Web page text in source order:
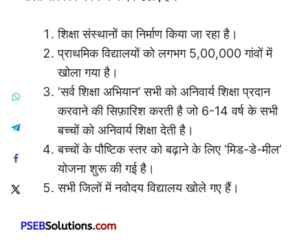
शिक्षा संस्थानों का निर्माण किया जा रहा है।
प्राथमिक विद्यालयों को लगभग 5,00,000 गांवों में
खोला गया है।
‘सर्व शिक्षा अभियान’ सभी को अनिवार्य शिक्षा प्रदान
करवाने की सिफ़ारिश करती है जो 6-14 वर्ष के सभी
बच्चों को अनिवार्य शिक्षा देती है।
बच्चों के पौष्टिक स्तर को बढ़ाने के लिए ‘मिड-डे-मील’
योजना शुरू की गई है।
सभी जिलों में नवोदय विद्यालय खोले गए हैं।